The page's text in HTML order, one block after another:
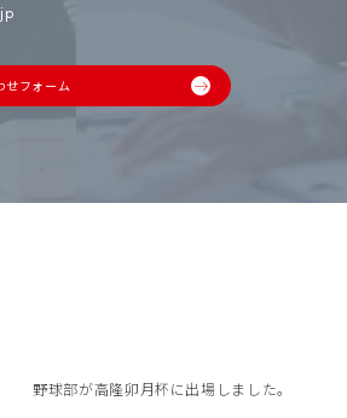
せフォーム
野球部が高隆卯月杯に出場しました。